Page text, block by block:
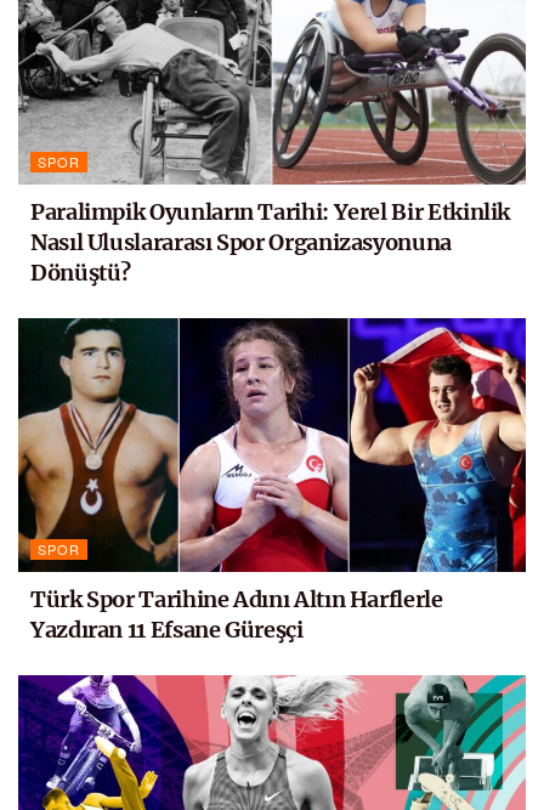
SPOR
Paralimpik Oyunların Tarihi: Yerel Bir Etkinlik
Nasıl Uluslararası Spor Organizasyonuna
Dönüştü?
SPOR
Türk Spor Tarihine Adını Altın Harflerle
Yazdıran 11 Efsane Güreşçi